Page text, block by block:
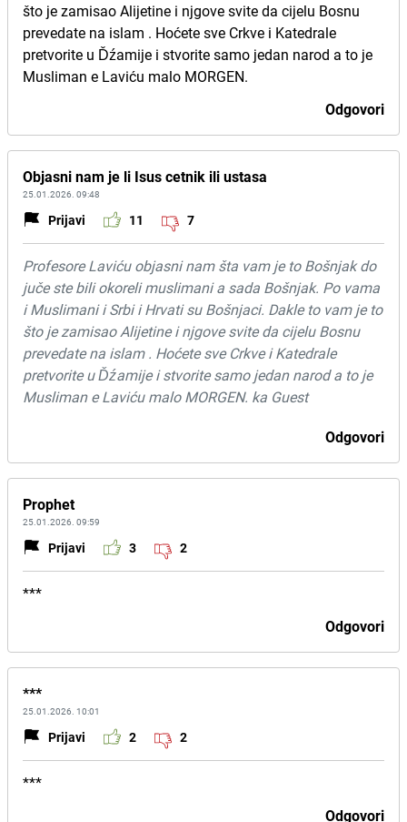
što je zamisao Alijetine i njgove svite da cijelu Bosnu
prevedate na islam . Hoćete sve Crkve i Katedrale
pretvorite u Ďźamije i stvorite samo jedan narod a to je
Musliman e Laviću malo MORGEN.
Odgovori
Objasni nam je li Isus cetnik ili ustasa
25.01.2026. 09:48
Prijavi 11 7
Profesore Laviću objasni nam šta vam je to Bošnjak do
juče ste bili okoreli muslimani a sada Bošnjak. Po vama
i Muslimani i Srbi i Hrvati su Bošnjaci. Dakle to vam je to
što je zamisao Alijetine i njgove svite da cijelu Bosnu
prevedate na islam . Hoćete sve Crkve i Katedrale
pretvorite u Ďźamije i stvorite samo jedan narod a to je
Musliman e Laviću malo MORGEN. ka Guest
Odgovori
Prophet
25.01.2026. 09:59
Prijavi 3 2
***
Odgovori
***
25.01.2026. 10:01
Prijavi 2 2
***
Odgovori